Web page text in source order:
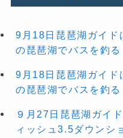
9月18日琵琶湖ガイド
の琵琶湖でバスを釣る
9月18日琵琶湖ガイド
の琵琶湖でバスを釣る
９月27日琵琶湖ガイ
ィッシュ3.5ダウンシ